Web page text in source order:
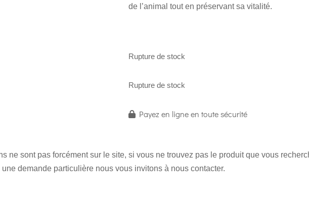
de l’animal tout en préservant sa vitalité.
Rupture de stock
Rupture de stock
Payez en ligne en toute sécurité
ne sont pas forcément sur le site, si vous ne trouvez pas le produit que vous
une demande particulière nous vous invitons à nous contacter.